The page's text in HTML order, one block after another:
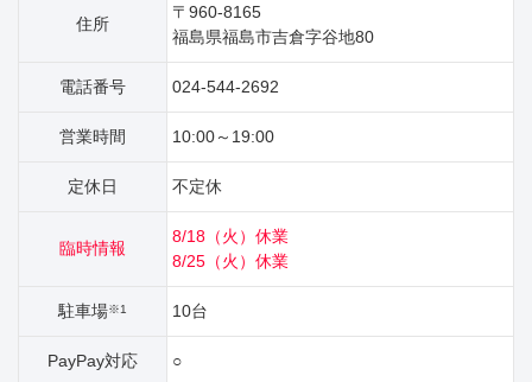
住所
〒960-8165
福島県福島市吉倉字谷地80
電話番号 024-544-2692
営業時間 10:00～19:00
定休日 不定休
臨時情報
8/18（火）休業
8/25（火）休業
駐車場※1 10台
PayPay対応 ○